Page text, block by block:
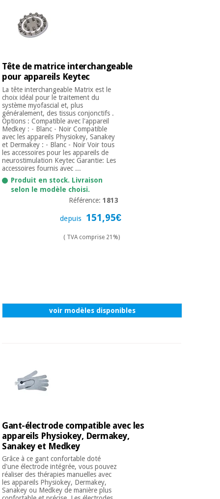
Tête de matrice interchangeable
pour appareils Keytec
La tête interchangeable Matrix est le
choix idéal pour le traitement du
système myofascial et, plus
généralement, des tissus conjonctifs .
Options : Compatible avec l'appareil
Medkey : - Blanc - Noir Compatible
avec les appareils Physiokey, Sanakey
et Dermakey : - Blanc - Noir Voir tous
les accessoires pour les appareils de
neurostimulation Keytec Garantie: Les
accessoires fournis avec ...
Produit en stock. Livraison
selon le modèle choisi.
Référence:1813
depuis 151,95€
( TVA comprise 21%)
voir modèles disponibles
Gant-électrode compatible avec les
appareils Physiokey, Dermakey,
Sanakey et Medkey
Grâce à ce gant confortable doté
d'une électrode intégrée, vous pouvez
réaliser des thérapies manuelles avec
les appareils Physiokey, Dermakey,
Sanakey ou Medkey de manière plus